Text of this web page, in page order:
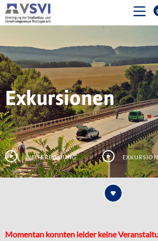
Exkursionen
Weiterbildung
Momentan konnten leider keine